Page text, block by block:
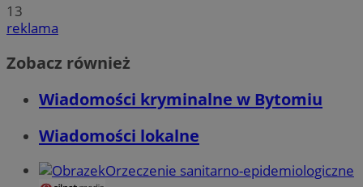
13
reklama
Zobacz również
Wiadomości kryminalne w Bytomiu
Wiadomości lokalne
Orzeczenie sanitarno-epidemiologiczne